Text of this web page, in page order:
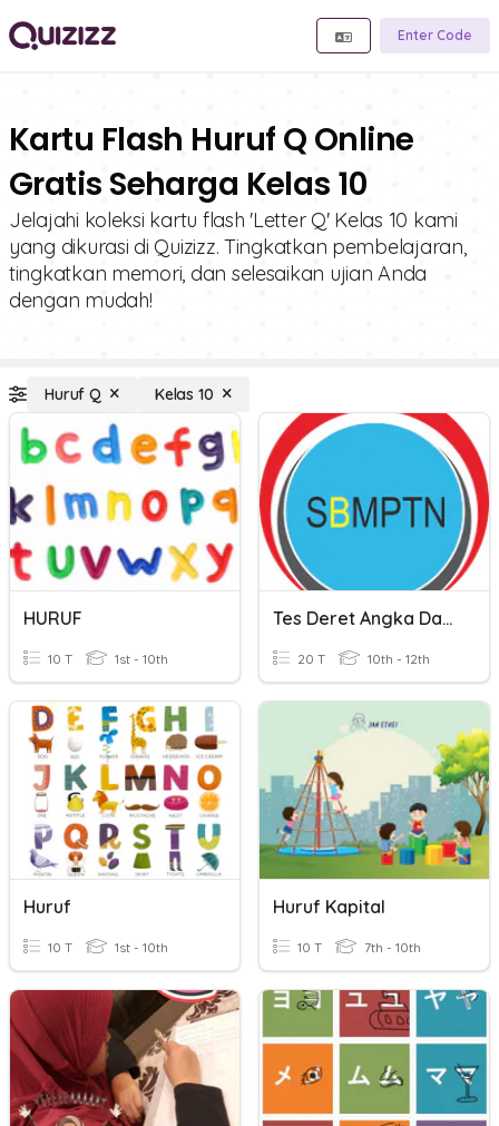
Enter Code
Kartu Flash Huruf Q Online
Gratis Seharga Kelas 10
Jelajahi koleksi kartu flash 'Letter Q' Kelas 10 kami
yang dikurasi di Quizizz. Tingkatkan pembelajaran,
tingkatkan memori, dan selesaikan ujian Anda
dengan mudah!
Huruf Q Kelas 10
HURUF
10 T 1st - 10th
Tes Deret Angka Dan Huruf
20 T 10th - 12th
Huruf
10 T 1st - 10th
Huruf Kapital
10 T 7th - 10th